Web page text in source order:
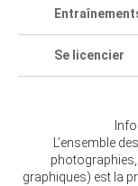
Se licencier
L’ensemble
graphiques) est la